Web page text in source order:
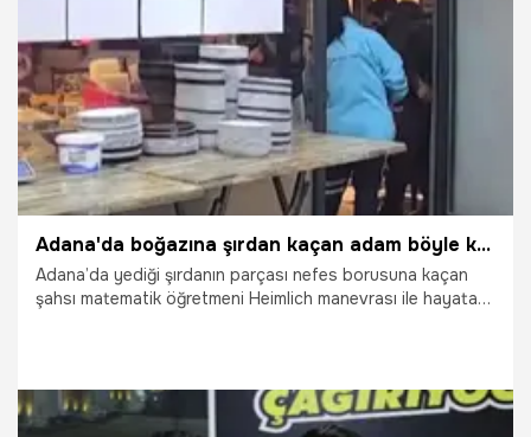
Adana
Adana'da boğazına şırdan kaçan adam böyle kurtarıldı
Adana’da yediği şırdanın parçası nefes borusuna kaçan
şahsı matematik öğretmeni Heimlich manevrası ile hayata